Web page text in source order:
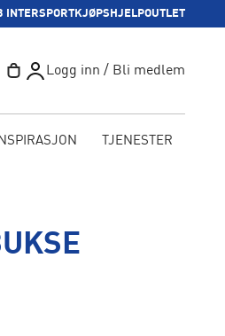
INTERSPORTKJØPSHJELPOUTLET
Logg inn / Bli medlem
TJENESTER